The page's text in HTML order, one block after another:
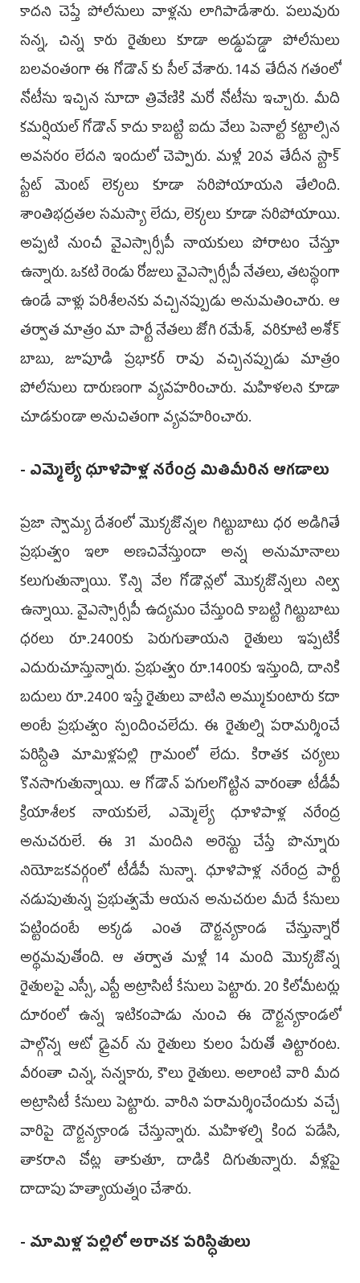
కాదని చెప్తే పోలీసులు వాళ్లను లాగిపాడేశారు. పలువురు
సన్న, చిన్న కారు రైతులు కూడా అడ్డుపడ్డా పోలీసులు
బలవంతంగా ఈ గోడౌన్ కు సీల్ వేశారు. 14వ తేదీన గతంలో
నోటీసు ఇచ్చిన సూదా త్రివేణికి మరో నోటీసు ఇచ్చారు. మీది
కమర్షియల్ గోడౌన్ కాదు కాబట్టి ఐదు వేలు పెనాల్టీ కట్టాల్సిన
అవసరం లేదని ఇందులో చెప్పారు. మళ్లీ 20వ తేదీన స్టాక్
స్టేట్ మెంట్ లెక్కలు కూడా సరిపోయాయని తేలింది.
శాంతిభద్రతల సమస్యా లేదు, లెక్కలు కూడా సరిపోయాయి.
అప్పటి నుంచీ వైఎస్సార్సీపీ నాయకులు పోరాటం చేస్తూ
ఉన్నారు. ఒకటి రెండు రోజులు వైఎస్సార్సీపీ నేతలు, తటస్థంగా
ఉండే వాళ్లు పరిశీలనకు వచ్చినప్పుడు అనుమతించారు. ఆ
తర్వాత మాత్రం మా పార్టీ నేతలు జోగి రమేశ్, వరికూటి అశోక్
బాబు, జూపూడి ప్రభాకర్ రావు వచ్చినప్పుడు మాత్రం
పోలీసులు దారుణంగా వ్యవహరించారు. మహిళలని కూడా
చూడకుండా అనుచితంగా వ్యవహరించారు.
- ఎమ్మెల్యే ధూళిపాళ్ల నరేంద్ర మితిమీరిన ఆగడాలు
ప్రజా స్వామ్య దేశంలో మొక్కజొన్నల గిట్టుబాటు ధర అడిగితే
ప్రభుత్వం ఇలా అణచివేస్తుందా అన్న అనుమానాలు
కలుగుతున్నాయి. కొన్ని వేల గోడౌన్లలో మొక్కజొన్నలు నిల్వ
ఉన్నాయి. వైఎస్సార్సీపీ ఉద్యమం చేస్తుంది కాబట్టి గిట్టుబాటు
ధరలు రూ.2400కు పెరుగుతాయని రైతులు ఇప్పటికీ
ఎదురుచూస్తున్నారు. ప్రభుత్వం రూ.1400కు ఇస్తుంది, దానికి
బదులు రూ.2400 ఇస్తే రైతులు వాటిని అమ్ముకుంటారు కదా
అంటే ప్రభుత్వం స్పందించలేదు. ఈ రైతుల్ని పరామర్శించే
పరిస్దితి మామిళ్లపల్లి గ్రామంలో లేదు. కిరాతక చర్యలు
కొనసాగుతున్నాయి. ఆ గోడౌన్ పగులగొట్టిన వారంతా టీడీపీ
క్రియాశీలక నాయకులే, ఎమ్మెల్యే ధూళిపాళ్ల నరేంద్ర
అనుచరులే. ఈ 31 మందిని అరెస్టు చేస్తే పొన్నూరు
నియోజకవర్గంలో టీడీపీ సున్నా. ధూళిపాళ్ల నరేంద్ర పార్టీ
నడుపుతున్న ప్రభుత్వమే ఆయన అనుచరుల మీదే కేసులు
పట్టిందంటే అక్కడ ఎంత దౌర్జన్యకాండ చేస్తున్నారో
అర్థమవుతోంది. ఆ తర్వాత మళ్లీ 14 మంది మొక్కజొన్న
రైతులపై ఎస్సీ, ఎస్టీ అట్రాసిటీ కేసులు పెట్టారు. 20 కిలోమీటర్లు
దూరంలో ఉన్న ఇటికంపాడు నుంచి ఈ దౌర్జన్యకాండలో
పాల్గొన్న ఆటో డ్రైవర్ ను రైతులు కులం పేరుతో తిట్టారంట.
వీరంతా చిన్న, సన్నకారు, కౌలు రైతులు. అలాంటి వారి మీద
అట్రాసిటీ కేసులు పెట్టారు. వారిని పరామర్శించేందుకు వచ్చే
వారిపై దౌర్జన్యకాండ చేస్తున్నారు. మహిళల్ని కింద పడేసి,
తాకరాని చోట్ల తాకుతూ, దాడికి దిగుతున్నారు. వీళ్లపై
దాదాపు హత్యాయత్నం చేశారు.
- మామిళ్ల పల్లిలో అరాచక పరిస్ధితులు